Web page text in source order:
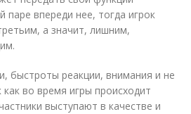
паре впереди нее, тогда игрок
а значит, лишним,
быстроты реакции, внимания и не
во время игры происходит
выступают в качестве и